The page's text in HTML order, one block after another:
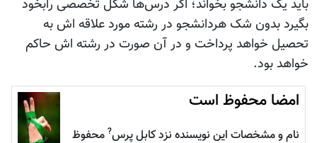
باید یک دانشجو بخواند؛ اگر درس‌ها شکل تخصصی رابخود
بگیرد بدون شک هردانشجو در رشته مورد علاقه اش به
تحصیل خواهد پرداخت و در آن صورت در رشته اش حاکم
خواهد بود.
امضا محفوظ است
نام و مشخصات این نویسنده نزد کابل پرس? محفوظ